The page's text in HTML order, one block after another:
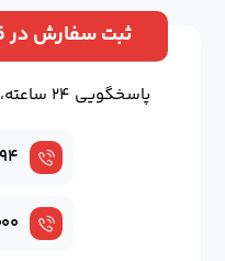
ثبت سفارش در
پاسخگویی ۲۴ ساعته، سرویس دهی سراسر تهران